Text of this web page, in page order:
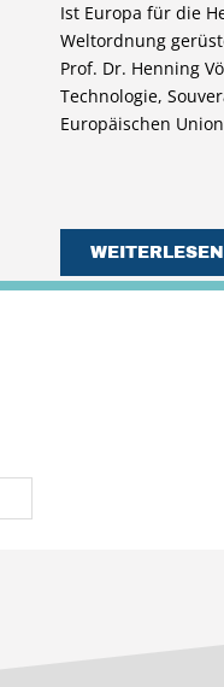
Ist Europa für die
Weltordnung
Prof. Dr. Henning
Technologie,
Europäischen
WEITERLESEN